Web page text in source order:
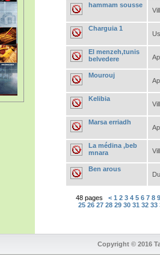
hammam sousse
Charguia 1
El menzeh,tunis
belvedere
Mourouj
Kelibia
Marsa erriadh
La médina ,beb
mnara
Ben arous
48 pages < 1 2 3 4 5 6 7 8
25 26 27 28 29 30 31 32 33
Copyright © 2016